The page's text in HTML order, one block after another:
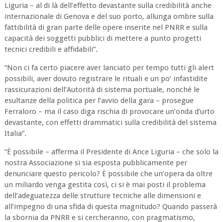
Liguria – al di là dell’effetto devastante sulla credibilità anche
internazionale di Genova e del suo porto, allunga ombre sulla
fattibilità di gran parte delle opere inserite nel PNRR e sulla
capacità dei soggetti pubblici di mettere a punto progetti
tecnici credibili e affidabili”.
“Non ci fa certo piacere aver lanciato per tempo tutti gli alert
possibili, aver dovuto registrare le rituali e un po’ infastidite
rassicurazioni dell’Autorità di sistema portuale, nonché le
esultanze della politica per l’avvio della gara – prosegue
Ferraloro – ma il caso diga rischia di provocare un’onda d’urto
devastante, con effetti drammatici sulla credibilità del sistema
Italia”.
“È possibile – afferma il Presidente di Ance Liguria – che solo la
nostra Associazione si sia esposta pubblicamente per
denunciare questo pericolo? È possibile che un’opera da oltre
un miliardo venga gestita così, ci si è mai posti il problema
dell’adeguatezza delle strutture tecniche alle dimensioni e
all’impegno di una sfida di questa magnitudo? Quando passerà
la sbornia da PNRR e si cercheranno, con pragmatismo,